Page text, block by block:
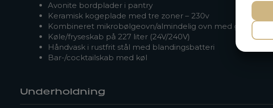
Avonite bordplader i pantry
Keramisk kogeplade med tre zoner – 230v
Kombineret mikrobølgeovn/almindelig ovn med grill
Køle/fryseskab på 227 liter (24V/240V)
Håndvask i rustfrit stål med blandingsbatteri
Bar-/cocktailskab med køl
Underholdning